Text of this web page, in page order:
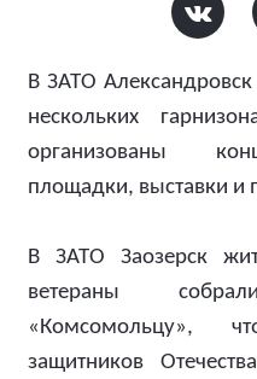
В ЗАТО
нескольких
организованы
площадки, выставки и
В ЗАТО Заозерск
ветераны
«Комсомольцу»,
защитников